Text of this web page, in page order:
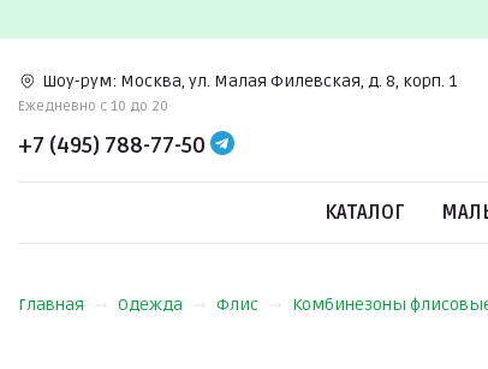
Шоу-рум: Москва, ул. Малая Филевская, д. 8, корп. 1
Ежедневно c 10 до 20
+7 (495) 788-77-50
КАТАЛОГ
Главная Одежда Флис Комбинезоны